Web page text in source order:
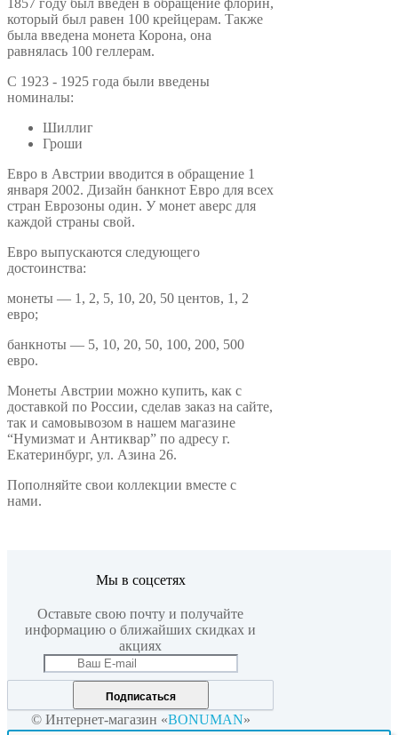
который был равен 100 крейцерам. Также
была введена монета Корона, она
равнялась 100 геллерам.
С 1923 - 1925 года были введены
номиналы:
Шиллиг
Гроши
Евро в Австрии вводится в обращение 1
января 2002. Дизайн банкнот Евро для всех
стран Еврозоны один. У монет аверс для
каждой страны свой.
Евро выпускаются следующего
достоинства:
монеты — 1, 2, 5, 10, 20, 50 центов, 1, 2
евро;
банкноты — 5, 10, 20, 50, 100, 200, 500
евро.
Монеты Австрии можно купить, как с
доставкой по России, сделав заказ на сайте,
так и самовывозом в нашем магазине
“Нумизмат и Антиквар” по адресу г.
Екатеринбург, ул. Азина 26.
Пополняйте свои коллекции вместе с
нами.
Мы в соцсетях
Оставьте свою почту и получайте
информацию о ближайших скидках и
акциях
Подписаться
© Интернет-магазин «BONUMAN»